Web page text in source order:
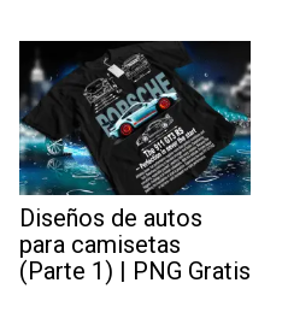
Diseños de autos
para camisetas
(Parte 1) | PNG Gratis